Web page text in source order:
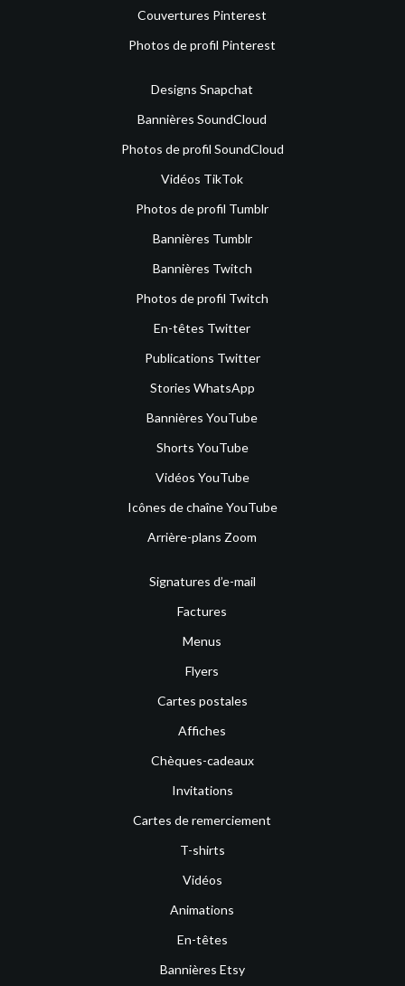
Couvertures Pinterest
Photos de profil Pinterest
Designs Snapchat
Bannières SoundCloud
Photos de profil SoundCloud
Vidéos TikTok
Photos de profil Tumblr
Bannières Tumblr
Bannières Twitch
Photos de profil Twitch
En-têtes Twitter
Publications Twitter
Stories WhatsApp
Bannières YouTube
Shorts YouTube
Vidéos YouTube
Icônes de chaîne YouTube
Arrière-plans Zoom
Signatures d’e-mail
Factures
Menus
Flyers
Cartes postales
Affiches
Chèques-cadeaux
Invitations
Cartes de remerciement
T-shirts
Vidéos
Animations
En-têtes
Bannières Etsy